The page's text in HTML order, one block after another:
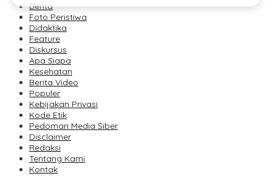
Berita
Foto Peristiwa
Didaktika
Feature
Diskursus
Apa Siapa
Kesehatan
Berita Video
Populer
Kebijakan Privasi
Kode Etik
Pedoman Media Siber
Disclaimer
Redaksi
Tentang Kami
Kontak